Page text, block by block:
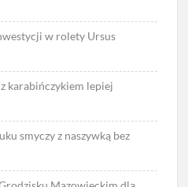
w rolety Ursus
karabińczykiem lepiej
smyczy z naszywką bez